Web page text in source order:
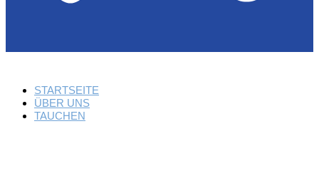
STARTSEITE
ÜBER UNS
TAUCHEN